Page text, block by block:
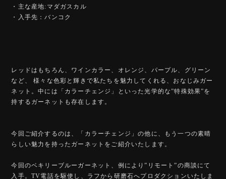
・主な産地:マダガスカル
・入手先：バンコク
レッドはもちろん、ワインカラー、オレンジ、パープル、グリーン
など、 様々な色彩と輝きで私たちを魅力してくれる、おなじみガー
ネット。中には「カラーチェンジ」といった光学的な”特殊効果”を
持するガーネットも存在します。
今回ご紹介するのは、「カラーチェンジ」の他に、もう一つの素晴
らしい魅力を持ったガーネットをご紹介いたします。
今回のベキリーブルーガーネット、例により”リモート”の商談にて
入手。TV電話を駆使し、ラフから研磨石へプロダクションいたしま